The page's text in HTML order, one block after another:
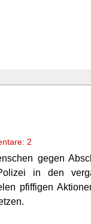
2
gegen
in den
pfiffigen